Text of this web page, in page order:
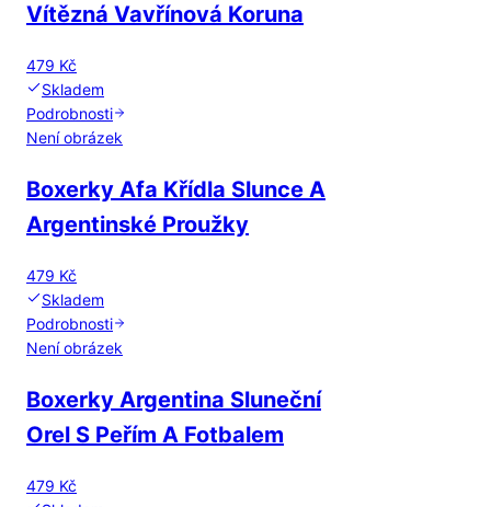
Vítězná Vavřínová Koruna
479 Kč
Skladem
Podrobnosti
Není obrázek
Boxerky Afa Křídla Slunce A
Argentinské Proužky
479 Kč
Skladem
Podrobnosti
Není obrázek
Boxerky Argentina Sluneční
Orel S Peřím A Fotbalem
479 Kč